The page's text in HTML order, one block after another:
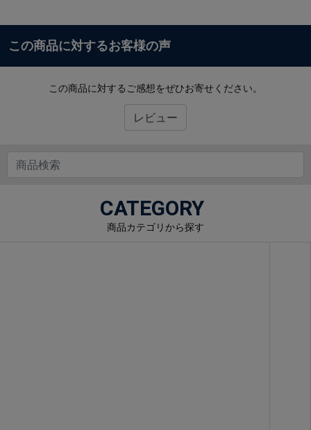
この商品に対するお客様の声
この商品に対するご感想をぜひお寄せください。
レビュー
CATEGORY
商品カテゴリから探す